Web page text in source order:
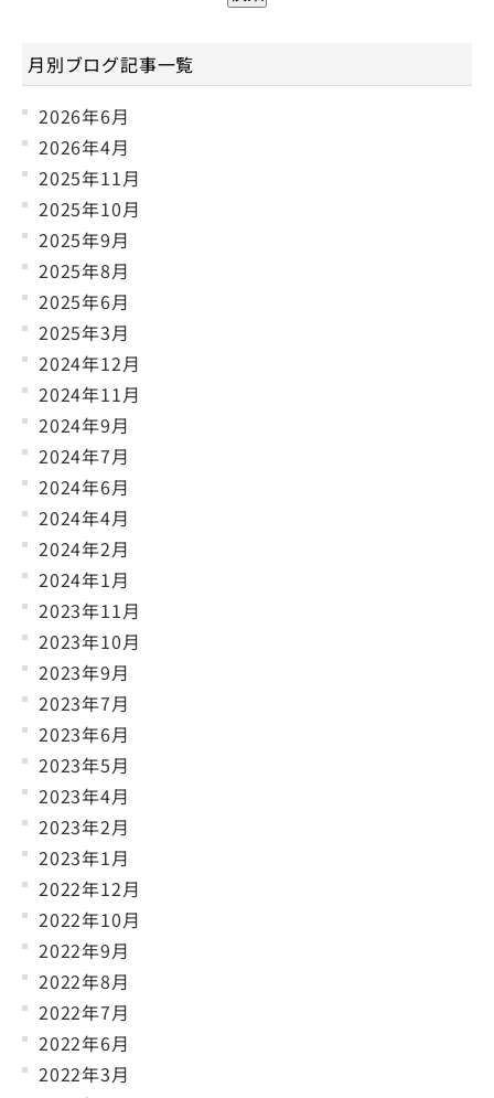
月別ブログ記事一覧
2026年6月
2026年4月
2025年11月
2025年10月
2025年9月
2025年8月
2025年6月
2025年3月
2024年12月
2024年11月
2024年9月
2024年7月
2024年6月
2024年4月
2024年2月
2024年1月
2023年11月
2023年10月
2023年9月
2023年7月
2023年6月
2023年5月
2023年4月
2023年2月
2023年1月
2022年12月
2022年10月
2022年9月
2022年8月
2022年7月
2022年6月
2022年3月